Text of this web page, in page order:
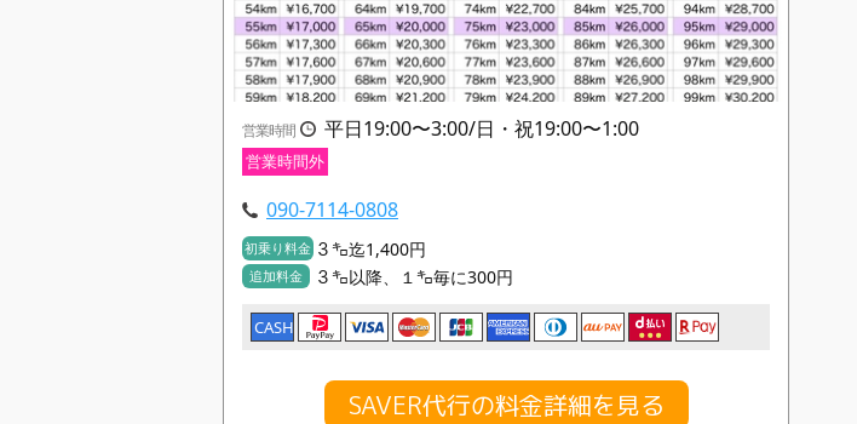
営業時間 平日19:00〜3:00/日・祝19:00〜1:00
営業時間外
090-7114-0808
初乗り料金 ３㌔迄1,400円
追加料金 ３㌔以降、１㌔毎に300円
CASH
SAVER代行の料金詳細を見る